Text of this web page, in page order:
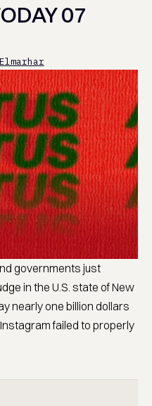
07
governments just
in the U.S. state of New
nearly one billion dollars
failed to properly